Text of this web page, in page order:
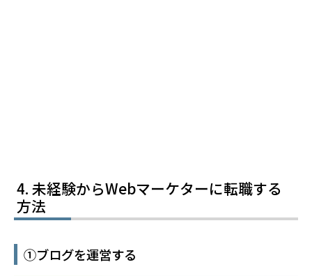
未経験からWebマーケターに転職する
方法
①ブログを運営する